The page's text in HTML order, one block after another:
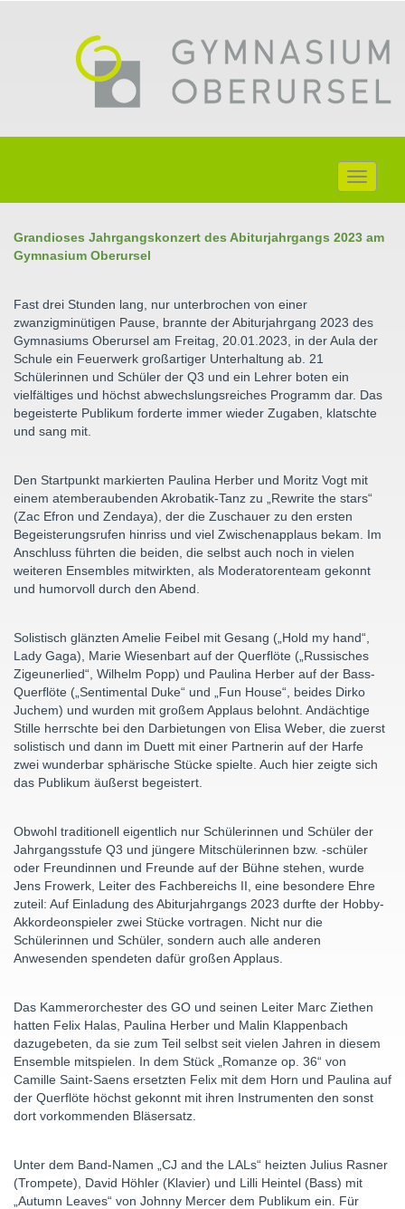
Toggle
Grandioses Jahrgangskonzert des Abiturjahrgangs 2023 am
Gymnasium Oberursel
Fast drei Stunden lang, nur unterbrochen von einer
zwanzigminütigen Pause, brannte der Abiturjahrgang 2023 des
Gymnasiums Oberursel am Freitag, 20.01.2023, in der Aula der
Schule ein Feuerwerk großartiger Unterhaltung ab. 21
Schülerinnen und Schüler der Q3 und ein Lehrer boten ein
vielfältiges und höchst abwechslungsreiches Programm dar. Das
begeisterte Publikum forderte immer wieder Zugaben, klatschte
und sang mit.
Den Startpunkt markierten Paulina Herber und Moritz Vogt mit
einem atemberaubenden Akrobatik-Tanz zu „Rewrite the stars“
(Zac Efron und Zendaya), der die Zuschauer zu den ersten
Begeisterungsrufen hinriss und viel Zwischenapplaus bekam. Im
Anschluss führten die beiden, die selbst auch noch in vielen
weiteren Ensembles mitwirkten, als Moderatorenteam gekonnt
und humorvoll durch den Abend.
Solistisch glänzten Amelie Feibel mit Gesang („Hold my hand“,
Lady Gaga), Marie Wiesenbart auf der Querflöte („Russisches
Zigeunerlied“, Wilhelm Popp) und Paulina Herber auf der Bass-
Querflöte („Sentimental Duke“ und „Fun House“, beides Dirko
Juchem) und wurden mit großem Applaus belohnt. Andächtige
Stille herrschte bei den Darbietungen von Elisa Weber, die zuerst
solistisch und dann im Duett mit einer Partnerin auf der Harfe
zwei wunderbar sphärische Stücke spielte. Auch hier zeigte sich
das Publikum äußerst begeistert.
Obwohl traditionell eigentlich nur Schülerinnen und Schüler der
Jahrgangsstufe Q3 und jüngere Mitschülerinnen bzw. -schüler
oder Freundinnen und Freunde auf der Bühne stehen, wurde
Jens Frowerk, Leiter des Fachbereichs II, eine besondere Ehre
zuteil: Auf Einladung des Abiturjahrgangs 2023 durfte der Hobby-
Akkordeonspieler zwei Stücke vortragen. Nicht nur die
Schülerinnen und Schüler, sondern auch alle anderen
Anwesenden spendeten dafür großen Applaus.
Das Kammerorchester des GO und seinen Leiter Marc Ziethen
hatten Felix Halas, Paulina Herber und Malin Klappenbach
dazugebeten, da sie zum Teil selbst seit vielen Jahren in diesem
Ensemble mitspielen. In dem Stück „Romanze op. 36“ von
Camille Saint-Saens ersetzten Felix mit dem Horn und Paulina auf
der Querflöte höchst gekonnt mit ihren Instrumenten den sonst
dort vorkommenden Bläsersatz.
Unter dem Band-Namen „CJ and the LALs“ heizten Julius Rasner
(Trompete), David Höhler (Klavier) und Lilli Heintel (Bass) mit
„Autumn Leaves“ von Johnny Mercer dem Publikum ein. Für